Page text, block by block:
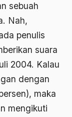
sebuah
Nah,
penulis
suara
2004. Kalau
dengan
maka
mengikuti